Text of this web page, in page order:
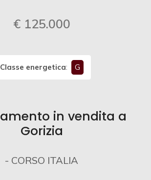
€ 125.000
Classe energetica: G
in vendita a
Gorizia
- CORSO ITALIA